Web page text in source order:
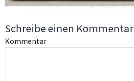
Schreibe einen Kommentar
Kommentar